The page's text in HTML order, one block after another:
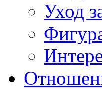
Уход